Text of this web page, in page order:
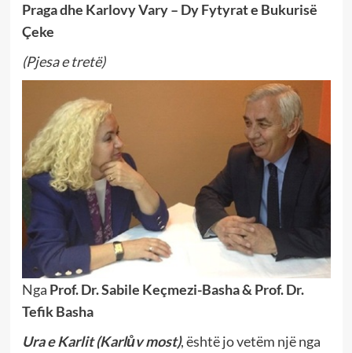
Praga dhe Karlovy Vary – Dy Fytyrat e Bukurisë
Çeke
(Pjesa e tretë)
Nga Prof. Dr. Sabile Keçmezi-Basha & Prof. Dr.
Tefik Basha
Ura e Karlit (Karlův most), është jo vetëm një nga